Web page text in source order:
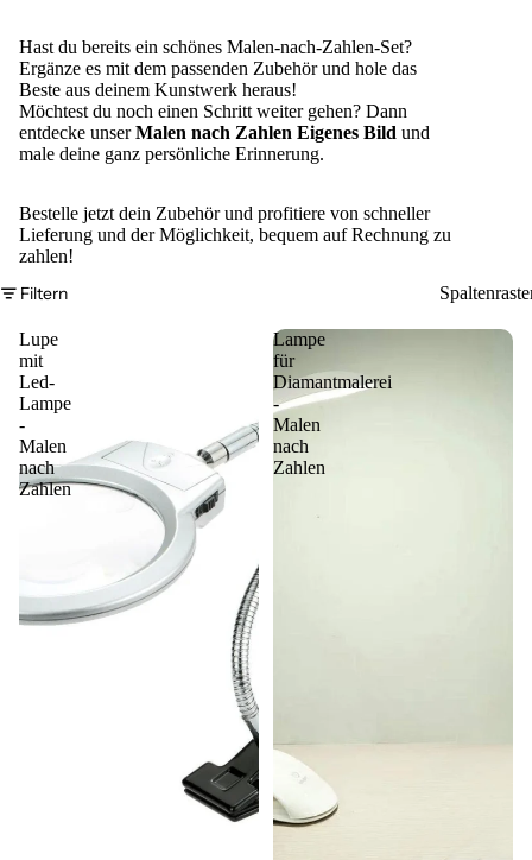
Hast du bereits ein schönes Malen-nach-Zahlen-Set?
Ergänze es mit dem passenden Zubehör und hole das
Beste aus deinem Kunstwerk heraus!
Möchtest du noch einen Schritt weiter gehen? Dann
entdecke unserMalen nach Zahlen Eigenes Bild und
male deine ganz persönliche Erinnerung.
Bestelle jetzt dein Zubehör und profitiere von schneller
Lieferung und der Möglichkeit, bequem auf Rechnung zu
zahlen!
Filtern
Lupe
mit
Led-
Lampe
-
Malen
nach
Zahlen
Lampe
für
Diamantmalerei
-
Malen
nach
Zahlen